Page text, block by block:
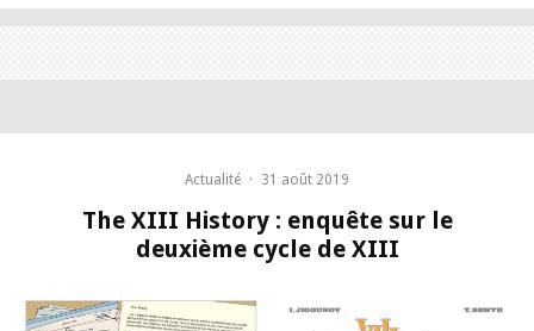
Actualité · 31 août 2019
The XIII History : enquête sur le
deuxième cycle de XIII